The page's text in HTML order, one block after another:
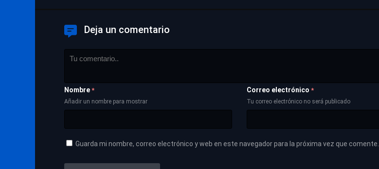
Deja un comentario
Nombre *
Añadir un nombre para mostrar
Correo electrónico *
Tu correo electrónico no será publicado
Guarda mi nombre, correo electrónico y web en este navegador para la próxima vez que comente.